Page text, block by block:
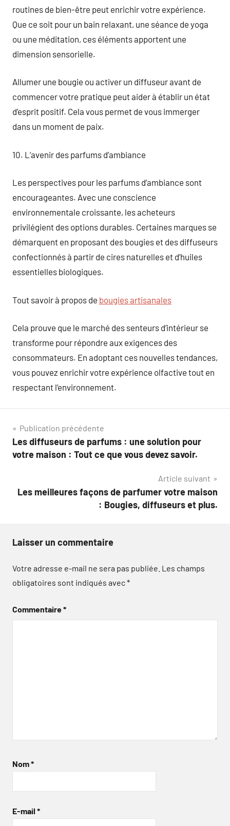
routines de bien-être peut enrichir votre expérience.
Que ce soit pour un bain relaxant, une séance de yoga
ou une méditation, ces éléments apportent une
dimension sensorielle.
Allumer une bougie ou activer un diffuseur avant de
commencer votre pratique peut aider à établir un état
d’esprit positif. Cela vous permet de vous immerger
dans un moment de paix.
10. L’avenir des parfums d’ambiance
Les perspectives pour les parfums d’ambiance sont
encourageantes. Avec une conscience
environnementale croissante, les acheteurs
privilégient des options durables. Certaines marques se
démarquent en proposant des bougies et des diffuseurs
confectionnés à partir de cires naturelles et d’huiles
essentielles biologiques.
Tout savoir à propos de bougies artisanales
Cela prouve que le marché des senteurs d’intérieur se
transforme pour répondre aux exigences des
consommateurs. En adoptant ces nouvelles tendances,
vous pouvez enrichir votre expérience olfactive tout en
respectant l’environnement.
Navigation
de
Publication précédente
Les diffuseurs de parfums : une solution pour
votre maison : Tout ce que vous devez savoir.
Article suivant
Les meilleures façons de parfumer votre maison
: Bougies, diffuseurs et plus.
Laisser un commentaire
Votre adresse e-mail ne sera pas publiée. Les champs
obligatoires sont indiqués avec*
Commentaire*
Nom*
E-mail *